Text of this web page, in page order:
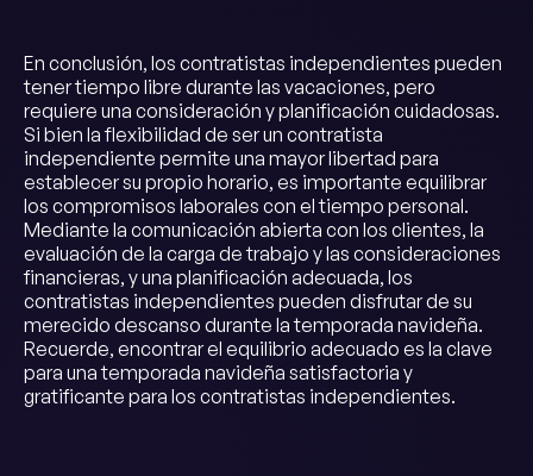
En conclusión, los contratistas independientes pueden
tener tiempo libre durante las vacaciones, pero
requiere una consideración y planificación cuidadosas.
Si bien la flexibilidad de ser un contratista
independiente permite una mayor libertad para
establecer su propio horario, es importante equilibrar
los compromisos laborales con el tiempo personal.
Mediante la comunicación abierta con los clientes, la
evaluación de la carga de trabajo y las consideraciones
financieras, y una planificación adecuada, los
contratistas independientes pueden disfrutar de su
merecido descanso durante la temporada navideña.
Recuerde, encontrar el equilibrio adecuado es la clave
para una temporada navideña satisfactoria y
gratificante para los contratistas independientes.